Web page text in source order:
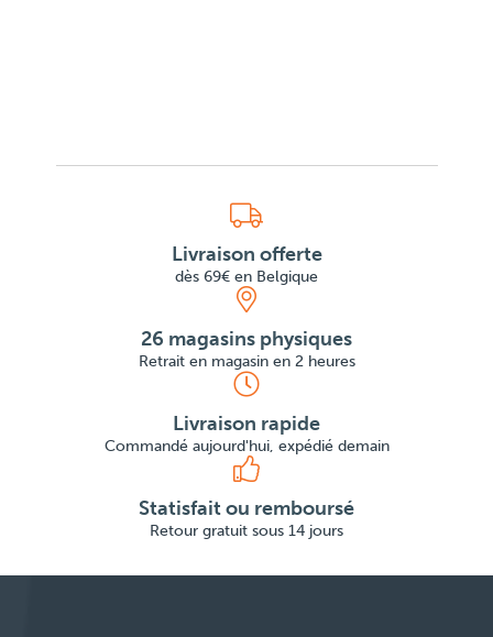
Livraison offerte
dès 69€ en Belgique
26 magasins physiques
Retrait en magasin en 2 heures
Livraison rapide
Commandé aujourd'hui, expédié demain
Statisfait ou remboursé
Retour gratuit sous 14 jours